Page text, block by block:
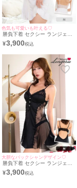
色気も可愛いも叶える♡
勝負下着 セクシー ランジェリ
ー サイドレースアップ ドット
シアー レース フリル リボン
¥3,900
大胆なバックシャンデザイン♡
勝負下着 セクシー ランジェリ
ー サイドシアーレース バック
シャン ベビードール
¥3,900